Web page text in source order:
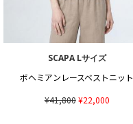
SCAPA Lサイズ
ボヘミアンレースベストニット
¥41,800¥22,000